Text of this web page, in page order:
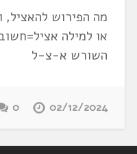
מה הפירוש
או למילה
השורש א-צ-ל
02/12/2024
0